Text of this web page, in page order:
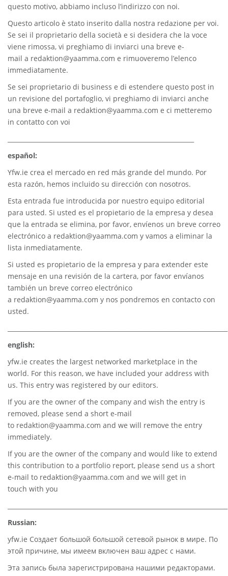
questo motivo, abbiamo incluso l’indirizzo con noi.
Questo articolo è stato inserito dalla nostra redazione per voi.
Se sei il proprietario della società e si desidera che la voce
viene rimossa, vi preghiamo di inviarci una breve e-
mail a redaktion@yaamma.com e rimuoveremo l’elenco
immediatamente.
Se sei proprietario di business e di estendere questo post in
un revisione del portafoglio, vi preghiamo di inviarci anche
una breve e-mail a redaktion@yaamma.com e ci metteremo
in contatto con voi
español:
Yfw.ie crea el mercado en red más grande del mundo. Por
esta razón, hemos incluido su dirección con nosotros.
Esta entrada fue introducida por nuestro equipo editorial
para usted. Si usted es el propietario de la empresa y desea
que la entrada se elimina, por favor, envíenos un breve correo
electrónico a redaktion@yaamma.com y vamos a eliminar la
lista inmediatamente.
Si usted es propietario de la empresa y para extender este
mensaje en una revisión de la cartera, por favor envíanos
también un breve correo electrónico
a redaktion@yaamma.com y nos pondremos en contacto con
usted.
english:
yfw.ie creates the largest networked marketplace in the
world. For this reason, we have included your address with
us. This entry was registered by our editors.
If you are the owner of the company and wish the entry is
removed, please send a short e-mail
to redaktion@yaamma.com and we will remove the entry
immediately.
If you are the owner of the company and would like to extend
this contribution to a portfolio report, please send us a short
e-mail to redaktion@yaamma.com and we will get in
touch with you
Russian:
yfw.ie Создает большой большой сетевой рынок в мире. По
этой причине, мы имеем включен ваш адрес с нами.
Эта запись была зарегистрирована нашими редакторами.